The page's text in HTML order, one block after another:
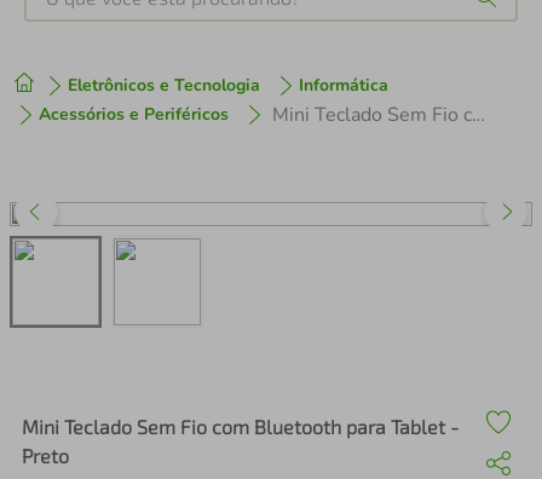
Eletrônicos e Tecnologia
Informática
Acessórios e Periféricos
Mini Teclado Sem Fio com Bluetooth para Tablet - Preto
Mini Teclado Sem Fio com Bluetooth para Tablet -
Preto
1º tenis
3º perfume